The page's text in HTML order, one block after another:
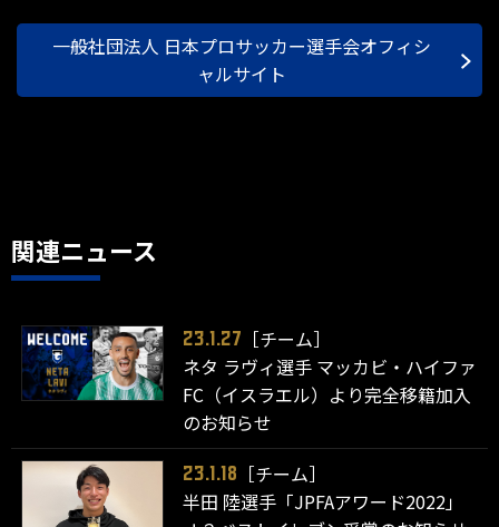
一般社団法人 日本プロサッカー選手会オフィシ
ャルサイト
関連ニュース
23.1.27
［チーム］
ネタ ラヴィ選手 マッカビ・ハイファ
FC（イスラエル）より完全移籍加入
のお知らせ
23.1.18
［チーム］
半田 陸選手「JPFAアワード2022」